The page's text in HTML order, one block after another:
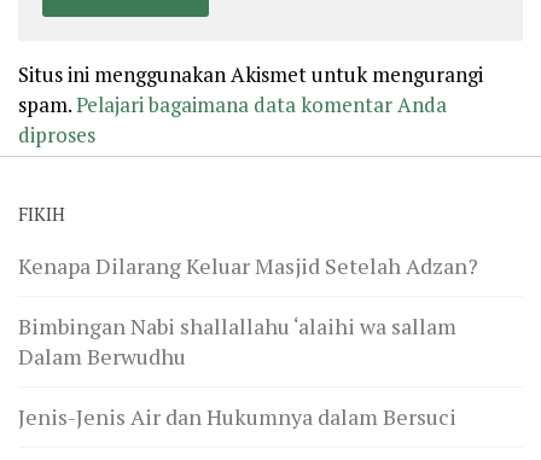
Situs ini menggunakan Akismet untuk mengurangi
spam.Pelajari bagaimana data komentar Anda
diproses
FIKIH
Kenapa Dilarang Keluar Masjid Setelah Adzan?
Bimbingan Nabi shallallahu ‘alaihi wa sallam
Dalam Berwudhu
Jenis-Jenis Air dan Hukumnya dalam Bersuci